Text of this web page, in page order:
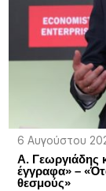
6 Αυγούστου
Α. Γεωργιάδης
έγγραφα» –
θεσμούς»